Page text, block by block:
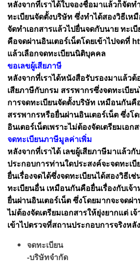
หลังจากที่เราได้ใบจองชื่อมาแล้วก็จัดท
ทะเบียนจัดตั้งบริษัท ซึ่งทำได้สองวิธีเห
จัดทำเอกสารแล้วไปยื่นจดกับนาย ทะเบี
คือจดผ่านอินเตอร์เน็ตโดยเข้าไปจดที่
แล้วเลือกจดทะเบียนนิติบุคคล
ขอเลขผู้เสียภาษี
หลังจากที่เราได้หนังสือรับรองมาแล้วต้
เสียภาษีกับกรม สรรพากรซึ่งจดทะเบีย
การจดทะเบียนจัดตั้งบริษัท เหมือนกันคื
สรรพากรหรือยื่นผ่านอินเตอร์เน็ต ซึ่งโ
อินเตอร์เน็ตเพราะไม่ต้องจัดเตรียมเอก
จดทะเบียนภาษีมูลค่าเพิ่ม
หลังจากที่เราได้ เลขผู้เสียภาษีมาแล้ว
ประกอบการท่านใดประสงค์จะจดทะเ
ยื่นเรื่องจดได้ซึ่งจดทะเบียนได้สองวิธีเช่
ทะเบียนอื่น เหมือนกันคือยื่นเรื่องกับเจ้
ยื่นผ่านอินเตอร์เน็ต ซึ่งโดยมากจะจดผ่า
ไม่ต้องจัดเตรียมเอกสารให้ยุ่งยากแต่ เ
เข้าไปตรวจที่สถานประกอบการจริงหลั
จดทะเบียน
-บริษัทจำกัด